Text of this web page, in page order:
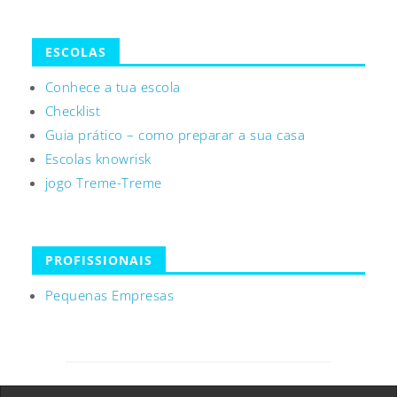
ESCOLAS
Conhece a tua escola
Checklist
Guia prático – como preparar a sua casa
Escolas knowrisk
jogo Treme-Treme
PROFISSIONAIS
Pequenas Empresas